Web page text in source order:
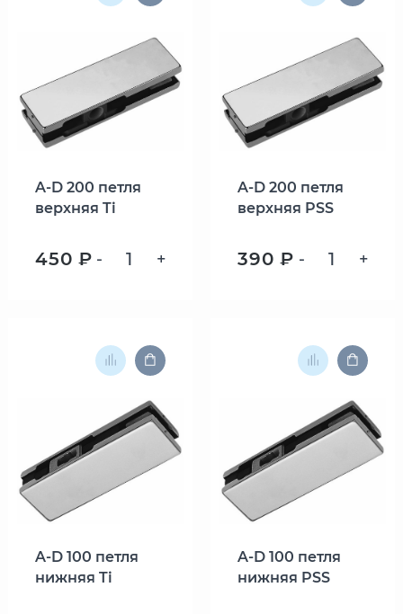
A-D 200 петля
верхняя Ti
450 ₽ - +
A-D 200 петля
верхняя PSS
390 ₽ - +
A-D 100 петля
нижняя Ti
A-D 100 петля
нижняя PSS